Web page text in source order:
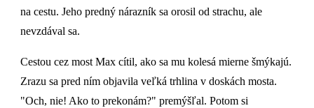
na cestu. Jeho predný nárazník sa orosil od strachu, ale
nevzdával sa.
Cestou cez most Max cítil, ako sa mu kolesá mierne šmýkajú.
Zrazu sa pred ním objavila veľká trhlina v doskách mosta.
"Och, nie! Ako to prekonám?" premýšľal. Potom si